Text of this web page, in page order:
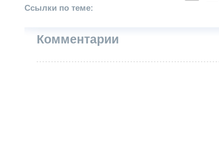
Ссылки по теме:
Комментарии